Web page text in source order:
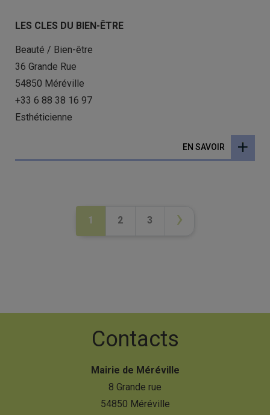
LES CLES DU BIEN-ÊTRE
Beauté / Bien-être
36 Grande Rue
54850 Méréville
+33 6 88 38 16 97
Esthéticienne
EN SAVOIR
1 2 3 ›
Contacts
Mairie de Méréville
8 Grande rue
54850 Méréville